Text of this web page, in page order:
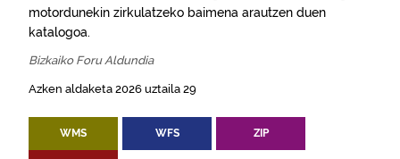
motordunekin zirkulatzeko baimena arautzen duen
katalogoa.
Bizkaiko Foru Aldundia
Azken aldaketa 2026 uztaila 29
WMS WFS ZIP